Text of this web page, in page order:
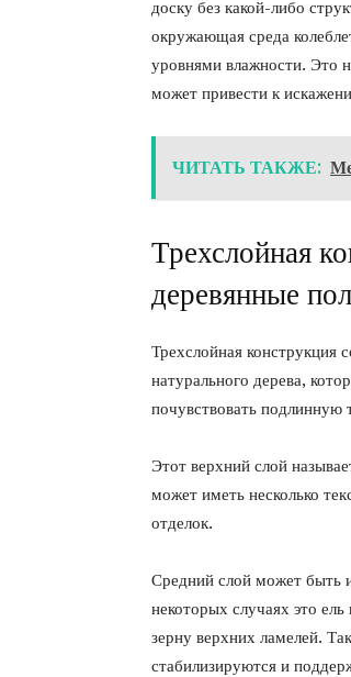
доску без какой-либо
окружающая среда
уровнями влажности. Это
может привести к
ЧИТАТЬ ТАКЖЕ:
Трехслойная
деревянные
Трехслойная конструкция
натурального дерева,
почувствовать подлинную
Этот верхний слой
может иметь несколько
отделок.
Средний слой может быть
некоторых случаях это
зерну верхних ламелей.
стабилизируются и